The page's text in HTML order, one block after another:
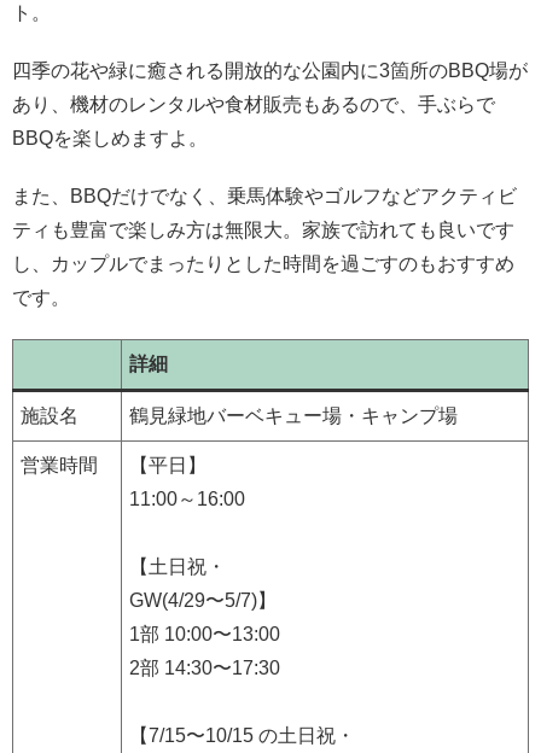
ト。
四季の花や緑に癒される開放的な公園内に3箇所のBBQ場が
あり、機材のレンタルや食材販売もあるので、手ぶらで
BBQを楽しめますよ。
また、BBQだけでなく、乗馬体験やゴルフなどアクティビ
ティも豊富で楽しみ方は無限大。家族で訪れても良いです
し、カップルでまったりとした時間を過ごすのもおすすめ
です。
詳細
施設名 鶴見緑地バーベキュー場・キャンプ場
営業時間
【平日】
11:00～16:00
【土日祝・
GW(4/29〜5/7)】
1部 10:00〜13:00
2部 14:30〜17:30
【7/15〜10/15 の土日祝・